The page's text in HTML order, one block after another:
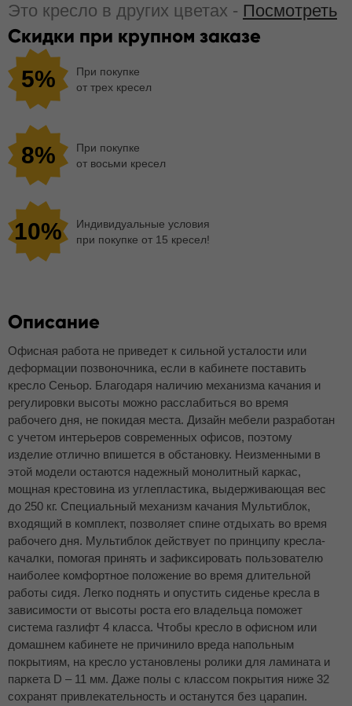
Это кресло в других цветах - Посмотреть
Скидки при крупном заказе
5%
При покупке
от трех кресел
8%
При покупке
от восьми кресел
10%
Индивидуальные условия
при покупке от 15 кресел!
Описание
Офисная работа не приведет к сильной усталости или
деформации позвоночника, если в кабинете поставить
кресло Сеньор. Благодаря наличию механизма качания и
регулировки высоты можно расслабиться во время
рабочего дня, не покидая места. Дизайн мебели разработан
с учетом интерьеров современных офисов, поэтому
изделие отлично впишется в обстановку. Неизменными в
этой модели остаются надежный монолитный каркас,
мощная крестовина из углепластика, выдерживающая вес
до 250 кг. Специальный механизм качания Мультиблок,
входящий в комплект, позволяет спине отдыхать во время
рабочего дня. Мультиблок действует по принципу кресла-
качалки, помогая принять и зафиксировать пользователю
наиболее комфортное положение во время длительной
работы сидя. Легко поднять и опустить сиденье кресла в
зависимости от высоты роста его владельца поможет
система газлифт 4 класса. Чтобы кресло в офисном или
домашнем кабинете не причинило вреда напольным
покрытиям, на кресло установлены ролики для ламината и
паркета D – 11 мм. Даже полы с классом покрытия ниже 32
сохранят привлекательность и останутся без царапин.